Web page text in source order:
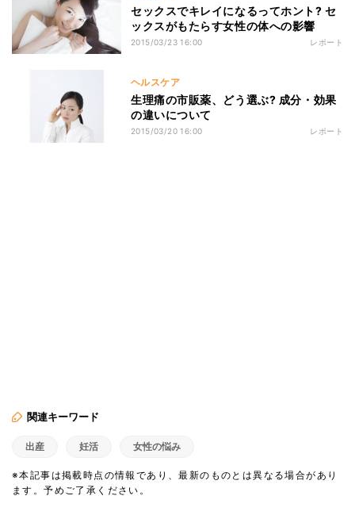
セックスでキレイになるってホント? セ
ックスがもたらす女性の体への影響
2015/03/23 16:00 レポート
ヘルスケア
生理痛の市販薬、どう選ぶ? 成分・効果
の違いについて
2015/03/20 16:00 レポート
関連キーワード
出産 妊活 女性の悩み
※本記事は掲載時点の情報であり、最新のものとは異なる場合があり
ます。予めご了承ください。